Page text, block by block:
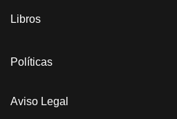
Libros
Políticas
Aviso Legal